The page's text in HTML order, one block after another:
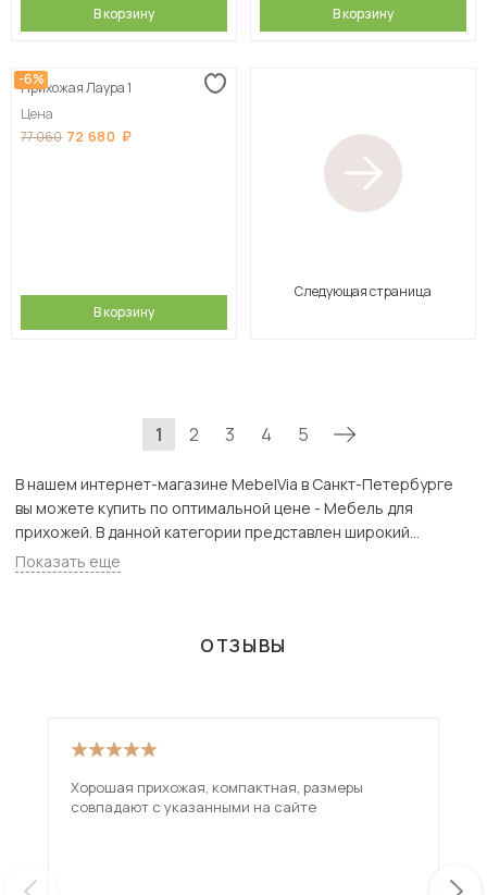
В корзину В корзину
-6%
Прихожая Лаура 1
Цена
77 060 72 680
В корзину
Следующая страница
1 2 3 4 5
В нашем интернет-магазине MebelVia в Санкт-Петербурге
вы можете купить по оптимальной цене - Мебель для
прихожей. В данной категории представлен широкий
ассортимент товаров с доставкой в СПб. Всего товаров в
категории «Мебель для прихожей» - 1453 шт.
Показать еще
ОТЗЫВЫ
Хорошая прихожая, компактная, размеры
совпадают с указанными на сайте